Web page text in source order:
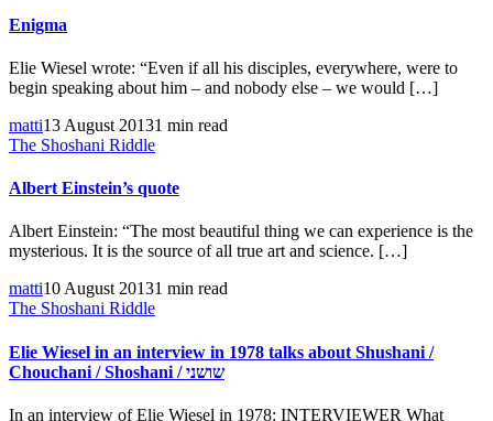
Enigma
Elie Wiesel wrote: “Even if all his disciples, everywhere, were to
begin speaking about him – and nobody else – we would […]
matti13 August 20131 min read
The Shoshani Riddle
Albert Einstein’s quote
Albert Einstein: “The most beautiful thing we can experience is the
mysterious. It is the source of all true art and science. […]
matti10 August 20131 min read
The Shoshani Riddle
Elie Wiesel in an interview in 1978 talks about Shushani /
Chouchani / Shoshani / שושני
In an interview of Elie Wiesel in 1978: INTERVIEWER What